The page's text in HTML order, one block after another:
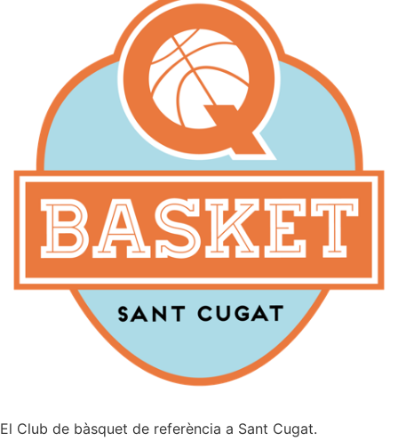
El Club de bàsquet de referència a Sant Cugat.